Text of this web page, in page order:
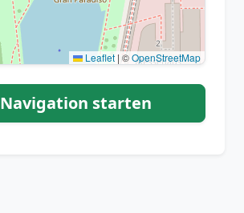
Leaflet| ©OpenStreetMap
Navigation starten